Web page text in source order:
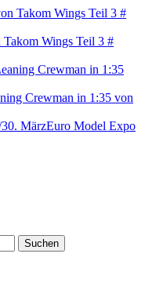
Wings Teil 3 #
Crewman in 1:35 von
Euro Model Expo
Suchen